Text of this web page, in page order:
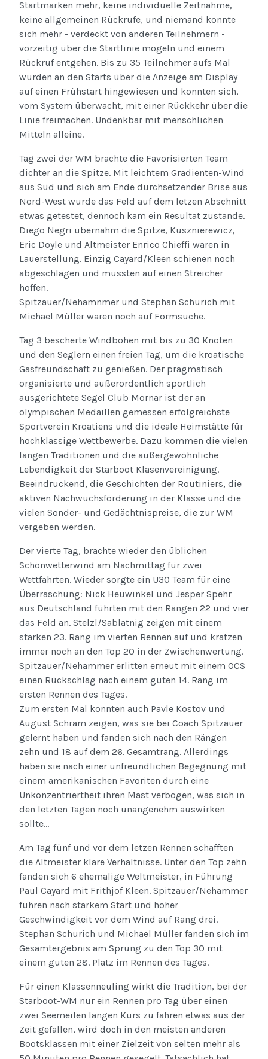
Startmarken mehr, keine individuelle Zeitnahme,
keine allgemeinen Rückrufe, und niemand konnte
sich mehr - verdeckt von anderen Teilnehmern -
vorzeitig über die Startlinie mogeln und einem
Rückruf entgehen. Bis zu 35 Teilnehmer aufs Mal
wurden an den Starts über die Anzeige am Display
auf einen Frühstart hingewiesen und konnten sich,
vom System überwacht, mit einer Rückkehr über die
Linie freimachen. Undenkbar mit menschlichen
Mitteln alleine.
Tag zwei der WM brachte die Favorisierten Team
dichter an die Spitze. Mit leichtem Gradienten-Wind
aus Süd und sich am Ende durchsetzender Brise aus
Nord-West wurde das Feld auf dem letzen Abschnitt
etwas getestet, dennoch kam ein Resultat zustande.
Diego Negri übernahm die Spitze, Kusznierewicz,
Eric Doyle und Altmeister Enrico Chieffi waren in
Lauerstellung. Einzig Cayard/Kleen schienen noch
abgeschlagen und mussten auf einen Streicher
hoffen.
Spitzauer/Nehamnmer und Stephan Schurich mit
Michael Müller waren noch auf Formsuche.
Tag 3 bescherte Windböhen mit bis zu 30 Knoten
und den Seglern einen freien Tag, um die kroatische
Gasfreundschaft zu genießen. Der pragmatisch
organisierte und außerordentlich sportlich
ausgerichtete Segel Club Mornar ist der an
olympischen Medaillen gemessen erfolgreichste
Sportverein Kroatiens und die ideale Heimstätte für
hochklassige Wettbewerbe. Dazu kommen die vielen
langen Traditionen und die außergewöhnliche
Lebendigkeit der Starboot Klasenvereinigung.
Beeindruckend, die Geschichten der Routiniers, die
aktiven Nachwuchsförderung in der Klasse und die
vielen Sonder- und Gedächtnispreise, die zur WM
vergeben werden.
Der vierte Tag, brachte wieder den üblichen
Schönwetterwind am Nachmittag für zwei
Wettfahrten. Wieder sorgte ein U30 Team für eine
Überraschung: Nick Heuwinkel und Jesper Spehr
aus Deutschland führten mit den Rängen 22 und vier
das Feld an. Stelzl/Sablatnig zeigen mit einem
starken 23. Rang im vierten Rennen auf und kratzen
immer noch an den Top 20 in der Zwischenwertung.
Spitzauer/Nehammer erlitten erneut mit einem OCS
einen Rückschlag nach einem guten 14. Rang im
ersten Rennen des Tages.
Zum ersten Mal konnten auch Pavle Kostov und
August Schram zeigen, was sie bei Coach Spitzauer
gelernt haben und fanden sich nach den Rängen
zehn und 18 auf dem 26. Gesamtrang. Allerdings
haben sie nach einer unfreundlichen Begegnung mit
einem amerikanischen Favoriten durch eine
Unkonzentriertheit ihren Mast verbogen, was sich in
den letzten Tagen noch unangenehm auswirken
sollte…
Am Tag fünf und vor dem letzen Rennen schafften
die Altmeister klare Verhältnisse. Unter den Top zehn
fanden sich 6 ehemalige Weltmeister, in Führung
Paul Cayard mit Frithjof Kleen. Spitzauer/Nehammer
fuhren nach starkem Start und hoher
Geschwindigkeit vor dem Wind auf Rang drei.
Stephan Schurich und Michael Müller fanden sich im
Gesamtergebnis am Sprung zu den Top 30 mit
einem guten 28. Platz im Rennen des Tages.
Für einen Klassenneuling wirkt die Tradition, bei der
Starboot-WM nur ein Rennen pro Tag über einen
zwei Seemeilen langen Kurs zu fahren etwas aus der
Zeit gefallen, wird doch in den meisten anderen
Bootsklassen mit einer Zielzeit von selten mehr als